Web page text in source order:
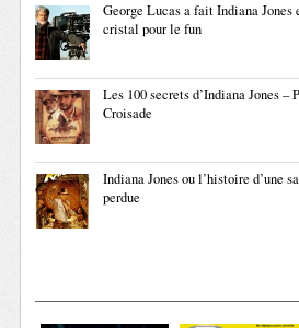
George Lucas a fait Indiana Jones
cristal pour le fun
Les 100 secrets d’Indiana Jones
Croisade
Indiana Jones ou l’histoire d’une
perdue